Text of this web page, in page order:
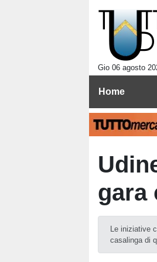
Gio 06 agosto
Home
gara
Le iniziative
casalinga di